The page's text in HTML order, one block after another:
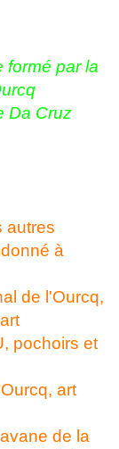
formé par la
Da Cruz
autres
à
de l'Ourcq,
pochoirs et
art
de la